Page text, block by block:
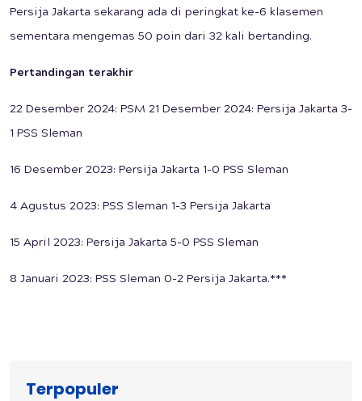
Persija Jakarta sekarang ada di peringkat ke-6 klasemen
sementara mengemas 50 poin dari 32 kali bertanding.
Pertandingan terakhir
22 Desember 2024: PSM 21 Desember 2024: Persija Jakarta 3-
1 PSS Sleman
16 Desember 2023: Persija Jakarta 1-0 PSS Sleman
4 Agustus 2023: PSS Sleman 1-3 Persija Jakarta
15 April 2023: Persija Jakarta 5-0 PSS Sleman
8 Januari 2023: PSS Sleman 0-2 Persija Jakarta.***
Terpopuler